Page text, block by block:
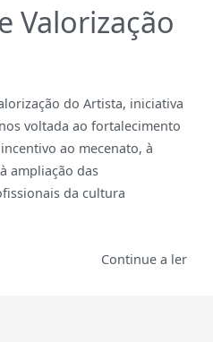
Valorização
do Artista, iniciativa
voltada ao fortalecimento
ao mecenato, à
ampliação das
da cultura
Continue a ler